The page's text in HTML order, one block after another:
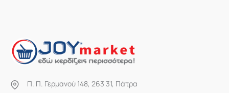
Π. Π. Γερμανού 148, 263 31, Πάτρα